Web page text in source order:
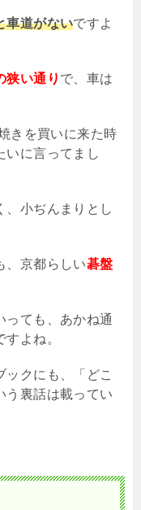
車道がないですよ
狭い通り で、車は
きを買いに来た時
いに言ってまし
、小ぢんまりとし
、京都らしい碁盤
っても、あかね通
よね。
ックにも、「どこ
う裏話は載ってい